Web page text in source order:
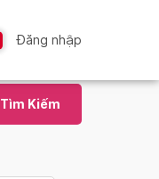
Đăng nhập
Tìm Kiếm